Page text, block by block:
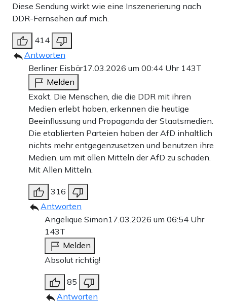
Diese Sendung wirkt wie eine Inszenerierung nach
DDR-Fernsehen auf mich.
414
Antworten
Berliner Eisbär17.03.2026 um 00:44 Uhr 143T
Melden
Exakt. Die Menschen, die die DDR mit ihren
Medien erlebt haben, erkennen die heutige
Beeinflussung und Propaganda der Staatsmedien.
Die etablierten Parteien haben der AfD inhaltlich
nichts mehr entgegenzusetzen und benutzen ihre
Medien, um mit allen Mitteln der AfD zu schaden.
Mit Allen Mitteln.
316
Antworten
Angelique Simon17.03.2026 um 06:54 Uhr
143T
Melden
Absolut richtig!
85
Antworten